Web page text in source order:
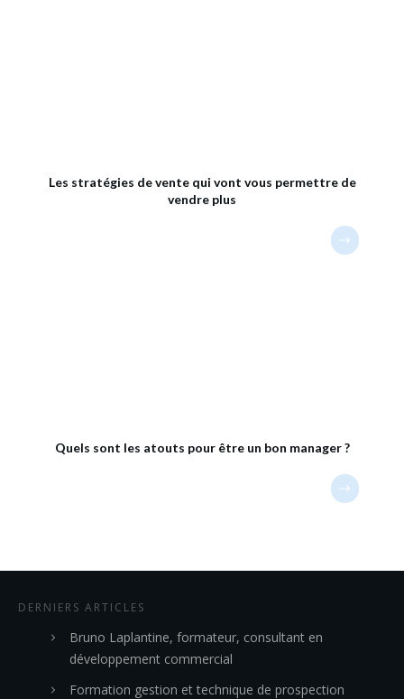
Les stratégies de vente qui vont vous permettre de
vendre plus
Quels sont les atouts pour être un bon manager ?
DERNIERS ARTICLES
Bruno Laplantine, formateur, consultant en
développement commercial
Formation gestion et technique de prospection